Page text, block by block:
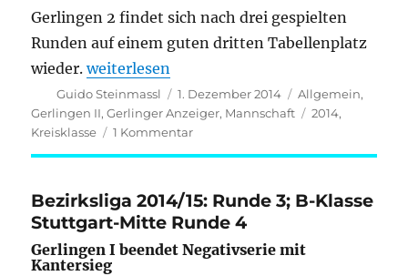
dem
Siegertreppchen
Gerlingen 2 findet sich nach drei gespielten
Runden auf einem guten dritten Tabellenplatz
wieder.„Kreisklasse Stuttgart-Mitte 2014/15:
weiterlesen
Autor
Guido Steinmassl
Veröffentlicht
am
1. Dezember 2014 Kategorien
Allgemein,
Gerlingen II,Gerlinger Anzeiger, Mannschaft Schlagwörter
2014,
Kreisklasse
1 Kommentarzu
Kreisklasse
2014/15:
Runde
3
Bezirksliga 2014/15: Runde 3; B-Klasse
Stuttgart-Mitte Runde 4
Gerlingen I beendet Negativserie mit
Kantersieg